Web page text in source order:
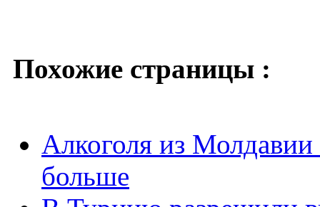
Похожие страницы :
Алкоголя из Молдавии
больше